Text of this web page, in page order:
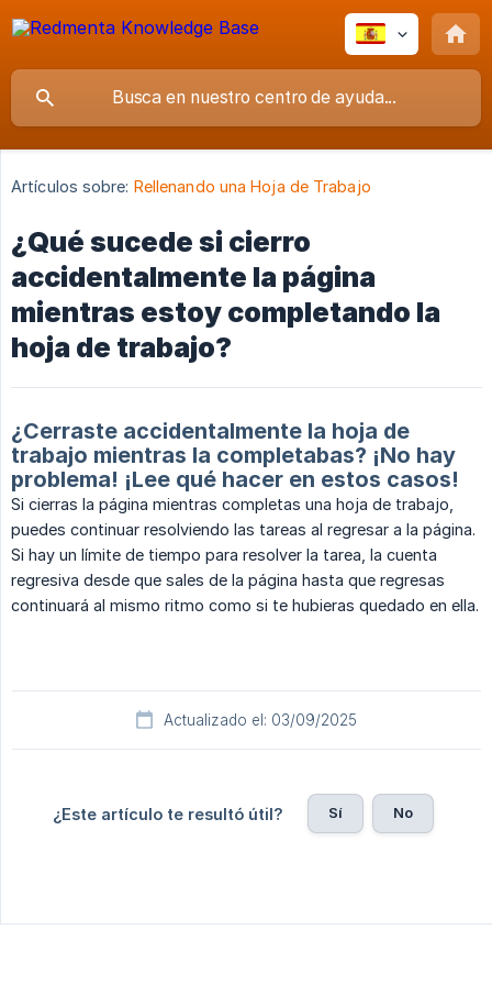
Artículos sobre: Rellenando una Hoja de Trabajo
¿Qué sucede si cierro
accidentalmente la página
mientras estoy completando la
hoja de trabajo?
¿Cerraste accidentalmente la hoja de
trabajo mientras la completabas? ¡No hay
problema! ¡Lee qué hacer en estos casos!
Si cierras la página mientras completas una hoja de trabajo,
puedes continuar resolviendo las tareas al regresar a la página.
Si hay un límite de tiempo para resolver la tarea, la cuenta
regresiva desde que sales de la página hasta que regresas
continuará al mismo ritmo como si te hubieras quedado en ella.
Actualizado el: 03/09/2025
¿Este artículo te resultó útil? Sí No